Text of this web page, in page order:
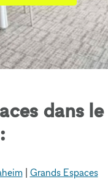
dans le
| Grands Espaces